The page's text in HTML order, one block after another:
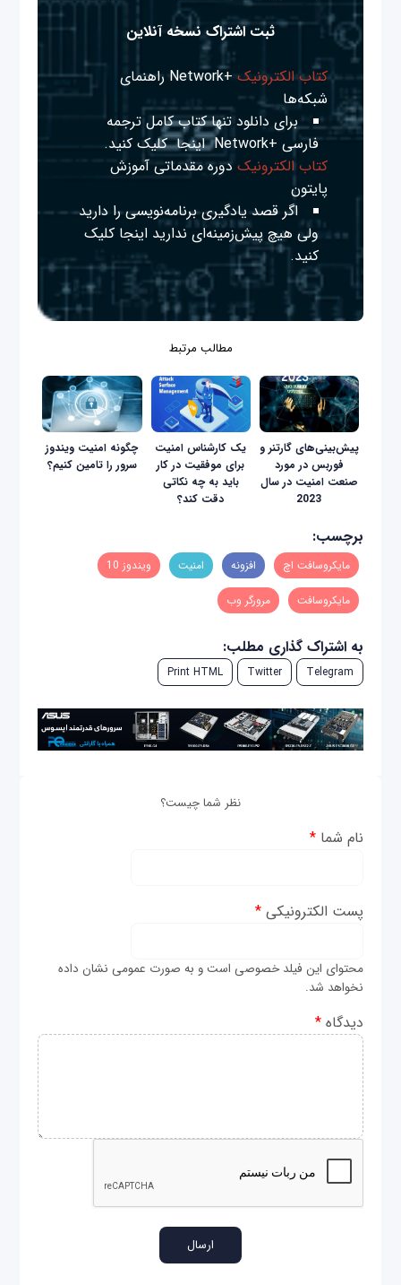
ثبت اشتراک نسخه آنلاین
کتاب الکترونیک
+Network راهنمای
شبکه‌ها
برای دانلود تنها کتاب کامل ترجمه
فارسی +Network
اینجا کلیک کنید.
کتاب الکترونیک دوره مقدماتی آموزش
پایتون
اگر قصد یادگیری برنامه‌نویسی را دارید
ولی هیچ پیش‌زمینه‌ای نداریداینجا کلیک
کنید.
مطالب مرتبط
پیش‌بینی‌های گارتنر و
فوربس در مورد
صنعت امنیت در سال
2023
یک کارشناس امنیت
برای موفقیت در کار
باید به چه نکاتی
دقت کند؟
چگونه امنیت ویندوز
سرور را تامین کنیم؟
برچسب:
مایکروسافت اچ افزونه امنیت ویندوز 10
مایکروسافت مرورگر وب
به اشتراک گذاری مطلب:
Telegram
Twitter
Print HTML
نظر شما چیست؟
نام شما*
پست الکترونیکی*
محتوای این فیلد خصوصی است و به صورت عمومی نشان داده
نخواهد شد.
دیدگاه*